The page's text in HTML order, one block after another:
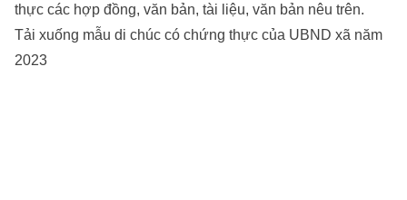
thực các hợp đồng, văn bản, tài liệu, văn bản nêu trên.
Tải xuống mẫu di chúc có chứng thực của UBND xã năm
2023